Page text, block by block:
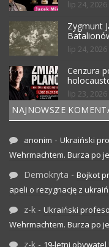
lip 24, 2026
Zygmunt
lip 24, 2026
Cenzura
lip 23, 2026
NAJNOWSZE
anonim - Ukraiński
Wehrmachtem. Burza po
Demokryta - Bojkot
apeli o rezygnację z
z-k - Ukraiński
Wehrmachtem. Burza po
z-k - 19-letni